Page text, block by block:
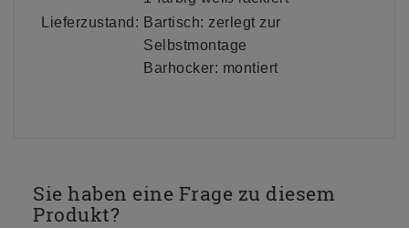
Lieferzustand: Bartisch: zerlegt zur
Selbstmontage
Barhocker: montiert
Sie haben eine Frage zu diesem
Produkt?